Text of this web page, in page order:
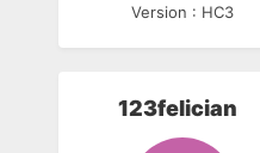
Version : HC3
123felician